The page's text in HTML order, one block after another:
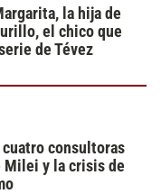
la hija de
el chico que
de Tévez
cuatro consultoras
Milei y la crisis de